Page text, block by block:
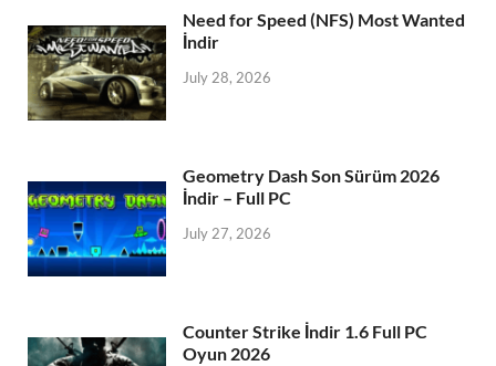
Need for Speed (NFS) Most Wanted
İndir
July 28, 2026
Geometry Dash Son Sürüm 2026
İndir – Full PC
July 27, 2026
Counter Strike İndir 1.6 Full PC
Oyun 2026